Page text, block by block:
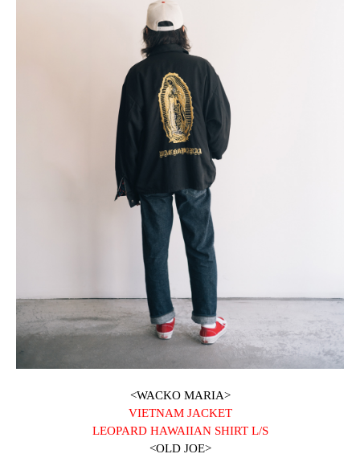
<WACKO MARIA>
VIETNAM JACKET
LEOPARD HAWAIIAN SHIRT L/S
<OLD JOE>